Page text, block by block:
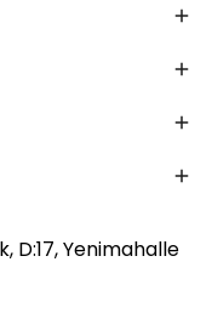
D:17, Yenimahalle